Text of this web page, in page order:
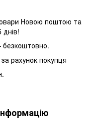
Новою поштою та
безкоштовно.
рахунок покупця